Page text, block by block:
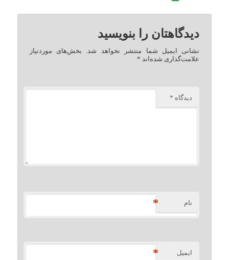
دیدگاهتان را بنویسید
نشانی ایمیل شما منتشر نخواهد شد.
بخش‌های موردنیاز
علامت‌گذاری شده‌اند *
دیدگاه *
نام *
ایمیل *